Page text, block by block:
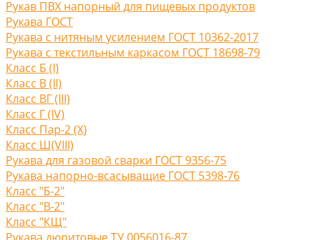
Рукав ПВХ напорный для пищевых продуктов
Рукава ГОСТ
Рукава с нитяным усилением ГОСТ 10362-2017
Рукава с текстильным каркасом ГОСТ 18698-79
Класс Б (I)
Класс В (II)
Класс ВГ (III)
Класс Г (IV)
Класс Пар-2 (X)
Класс Ш(VIII)
Рукава для газовой сварки ГОСТ 9356-75
Рукава напорно-всасыващие ГОСТ 5398-76
Класс "Б-2"
Класс "В-2"
Класс "КЩ"